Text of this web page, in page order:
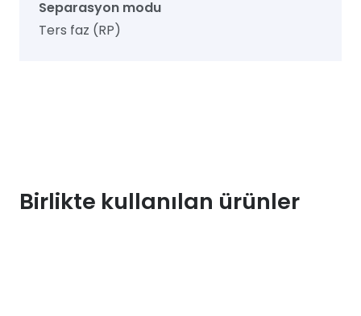
Separasyon modu
Ters faz (RP)
Birlikte kullanılan ürünler